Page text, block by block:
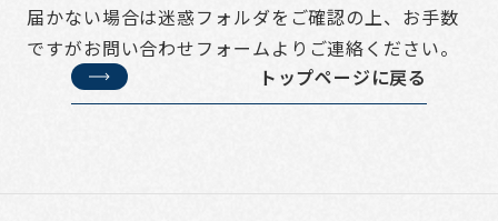
届かない場合は迷惑フォルダをご確認の上、お手数
ですがお問い合わせフォームよりご連絡ください。
トップページに戻る